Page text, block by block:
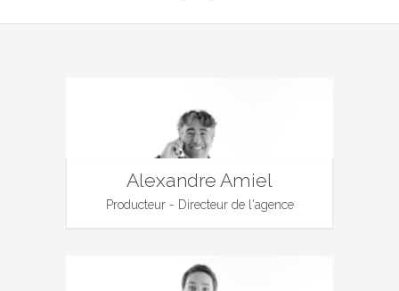
Alexandre Amiel
Producteur - Directeur de l'agence